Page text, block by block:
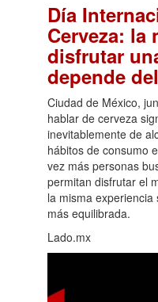
Día
Cerveza: la
disfrutar
depende
Ciudad de México,
hablar de cerveza
inevitablemente de
hábitos de consumo
vez más personas
permitan disfrutar el
la misma
más equilibrada.
Lado.mx